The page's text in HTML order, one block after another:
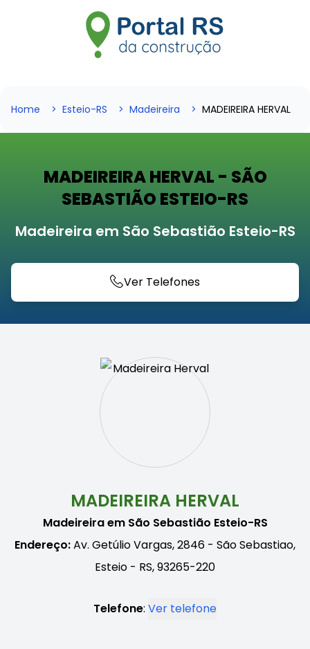
Home Esteio-RS Madeireira MADEIREIRA HERVAL
MADEIREIRA HERVAL - SÃO
SEBASTIÃO ESTEIO-RS
Madeireira em São Sebastião Esteio-RS
Ver Telefones
MADEIREIRA HERVAL
Madeireira em São Sebastião Esteio-RS
Endereço:Av. Getúlio Vargas, 2846 - São Sebastiao,
Esteio - RS, 93265-220
Telefone: Ver telefone